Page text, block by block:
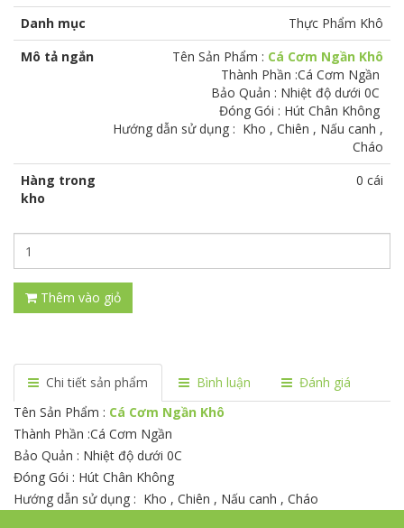
Danh mục
Thực Phẩm Khô
Mô tả ngắn
Tên Sản Phẩm : Cá Cơm Ngần Khô
Thành Phần :Cá Cơm Ngần
Bảo Quản : Nhiệt độ dưới 0C
Đóng Gói : Hút Chân Không
Hướng dẫn sử dụng : Kho , Chiên , Nấu canh ,
Cháo
Hàng trong
kho
0 cái
Thêm vào giỏ
Chi tiết sản phẩm Bình luận
Đánh giá
Tên Sản Phẩm : Cá Cơm Ngần Khô
Thành Phần :Cá Cơm Ngần
Bảo Quản : Nhiệt độ dưới 0C
Đóng Gói : Hút Chân Không
Hướng dẫn sử dụng : Kho , Chiên , Nấu canh , Cháo